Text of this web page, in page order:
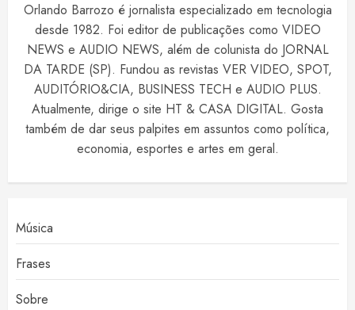
Orlando Barrozo é jornalista especializado em tecnologia
desde 1982. Foi editor de publicações como VIDEO
NEWS e AUDIO NEWS, além de colunista do JORNAL
DA TARDE (SP). Fundou as revistas VER VIDEO, SPOT,
AUDITÓRIO&CIA, BUSINESS TECH e AUDIO PLUS.
Atualmente, dirige o site HT & CASA DIGITAL. Gosta
também de dar seus palpites em assuntos como política,
economia, esportes e artes em geral.
Música
Frases
Sobre